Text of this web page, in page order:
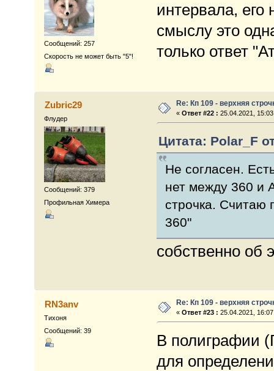
Сообщений: 257
Скорость не может быть "5"!
интервала,
смыслу это
только ответ
Zubric29
Флудер
Сообщений: 379
Профильная Химера
Re: Кп 109 - верхняя
«Ответ #22 : 25.04.2021,
Цитата: Polar_F
Не согласен.
нет между 360 и
строчка. Считаю
360"
собственно об
RN3anv
Тихоня
Сообщений: 39
Re: Кп 109 - верхняя
«Ответ #23 : 25.04.2021,
В полиграфии
для